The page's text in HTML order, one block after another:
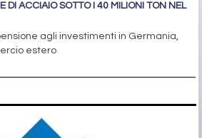
DI ACCIAIO SOTTO I 40 MILIONI TON NEL
agli investimenti in Germania,
estero